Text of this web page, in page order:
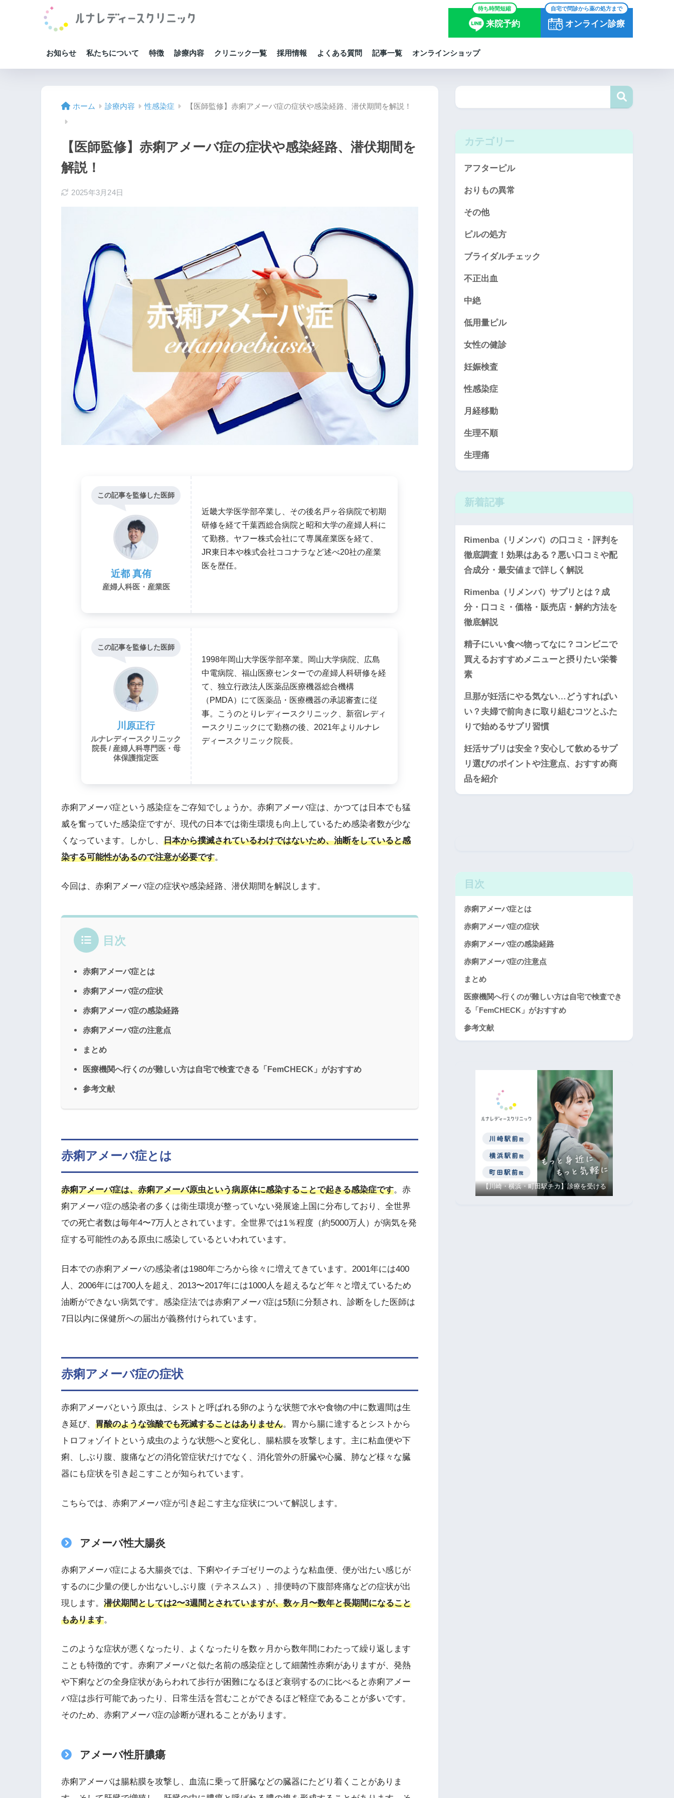
待ち時間短縮
来院予約
自宅で問診から薬の処方まで
オンライン診療
お知らせ 私たちについて 特徴 診療内容 クリニック一覧 採用情報 よくある質問 記事一覧 オンラインショップ
ホーム 診療内容 性感染症 【医師監修】赤痢アメーバ症の症状や感染経路、潜伏期間を解説！
【医師監修】赤痢アメーバ症の症状や感染経路、潜伏期間を
解説！
2025年3月24日
この記事を監修した医師
近都 真侑
産婦人科医・産業医
近畿大学医学部卒業し、その後名戸ヶ谷病院で初期
研修を経て千葉西総合病院と昭和大学の産婦人科に
て勤務。ヤフー株式会社にて専属産業医を経て、
JR東日本や株式会社ココナラなど述べ20社の産業
医を歴任。
この記事を監修した医師
川原正行
ルナレディースクリニック
院長 / 産婦人科専門医・母
体保護指定医
1998年岡山大学医学部卒業。岡山大学病院、広島
中電病院、福山医療センターでの産婦人科研修を経
て、独立行政法人医薬品医療機器総合機構
（PMDA）にて医薬品・医療機器の承認審査に従
事。こうのとりレディースクリニック、新宿レディ
ースクリニックにて勤務の後、2021年よりルナレ
ディースクリニック院長。
赤痢アメーバ症という感染症をご存知でしょうか。赤痢アメーバ症は、かつては日本でも猛
威を奮っていた感染症ですが、現代の日本では衛生環境も向上しているため感染者数が少な
くなっています。しかし、 日本から撲滅されているわけではないため、油断をしていると感
染する可能性があるので注意が必要です。
今回は、赤痢アメーバ症の症状や感染経路、潜伏期間を解説します。
目次
赤痢アメーバ症とは
赤痢アメーバ症の症状
赤痢アメーバ症の感染経路
赤痢アメーバ症の注意点
まとめ
医療機関へ行くのが難しい方は自宅で検査できる「FemCHECK」がおすすめ
参考文献
赤痢アメーバ症とは
赤痢アメーバ症は、赤痢アメーバ原虫という病原体に感染することで起きる感染症です。赤
痢アメーバ症の感染者の多くは衛生環境が整っていない発展途上国に分布しており、全世界
での死亡者数は毎年4〜7万人とされています。全世界では1％程度（約5000万人）が病気を発
症する可能性のある原虫に感染しているといわれています。
日本での赤痢アメーバの感染者は1980年ごろから徐々に増えてきています。2001年には400
人、2006年には700人を超え、2013〜2017年には1000人を超えるなど年々と増えているため
油断ができない病気です。感染症法では赤痢アメーバ症は5類に分類され、診断をした医師は
7日以内に保健所への届出が義務付けられています。
赤痢アメーバ症の症状
赤痢アメーバという原虫は、シストと呼ばれる卵のような状態で水や食物の中に数週間は生
き延び、 胃酸のような強酸でも死滅することはありません。胃から腸に達するとシストから
トロフォゾイトという成虫のような状態へと変化し、腸粘膜を攻撃します。主に粘血便や下
痢、しぶり腹、腹痛などの消化管症状だけでなく、消化管外の肝臓や心臓、肺など様々な臓
器にも症状を引き起こすことが知られています。
こちらでは、赤痢アメーバ症が引き起こす主な症状について解説します。
アメーバ性大腸炎
赤痢アメーバ症による大腸炎では、下痢やイチゴゼリーのような粘血便、便が出たい感じが
するのに少量の便しか出ないしぶり腹（テネスムス）、排便時の下腹部疼痛などの症状が出
現します。 潜伏期間としては2〜3週間とされていますが、数ヶ月〜数年と長期間になること
もあります。
このような症状が悪くなったり、よくなったりを数ヶ月から数年間にわたって繰り返します
ことも特徴的です。赤痢アメーバと似た名前の感染症として細菌性赤痢がありますが、発熱
や下痢などの全身症状があらわれて歩行が困難になるほど衰弱するのに比べると赤痢アメー
バ症は歩行可能であったり、日常生活を営むことができるほど軽症であることが多いです。
そのため、赤痢アメーバ症の診断が遅れることがあります。
アメーバ性肝膿瘍
赤痢アメーバは腸粘膜を攻撃し、血流に乗って肝臓などの臓器にたどり着くことがありま
カテゴリー
アフターピル
おりもの異常
その他
ピルの処方
ブライダルチェック
不正出血
中絶
低用量ピル
女性の健診
妊娠検査
性感染症
月経移動
生理不順
生理痛
新着記事
Rimenba（リメンバ）の口コミ・評判を
徹底調査！効果はある？悪い口コミや配
合成分・最安値まで詳しく解説
Rimenba（リメンバ）サプリとは？成
分・口コミ・価格・販売店・解約方法を
徹底解説
精子にいい食べ物ってなに？コンビニで
買えるおすすめメニューと摂りたい栄養
素
旦那が妊活にやる気ない…どうすればい
い？夫婦で前向きに取り組むコツとふた
りで始めるサプリ習慣
妊活サプリは安全？安心して飲めるサプ
リ選びのポイントや注意点、おすすめ商
品を紹介
目次
赤痢アメーバ症とは
赤痢アメーバ症の症状
赤痢アメーバ症の感染経路
赤痢アメーバ症の注意点
まとめ
医療機関へ行くのが難しい方は自宅で検査でき
る「FemCHECK」がおすすめ
参考文献
【川崎・横浜・町田駅チカ】診療を受ける